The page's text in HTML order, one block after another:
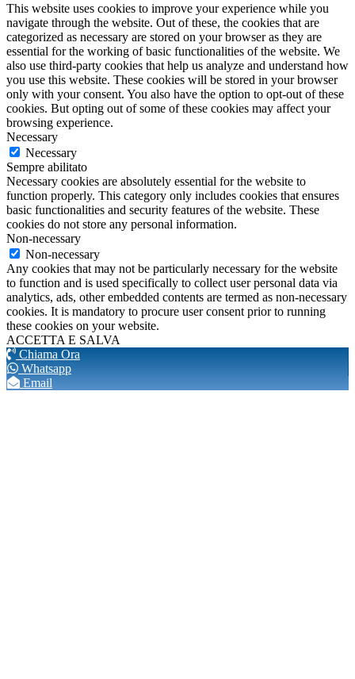
This website uses cookies to improve your experience while you
navigate through the website. Out of these, the cookies that are
categorized as necessary are stored on your browser as they are
essential for the working of basic functionalities of the website. We
also use third-party cookies that help us analyze and understand how
you use this website. These cookies will be stored in your browser
only with your consent. You also have the option to opt-out of these
cookies. But opting out of some of these cookies may affect your
browsing experience.
Necessary
Necessary
Sempre abilitato
Necessary cookies are absolutely essential for the website to
function properly. This category only includes cookies that ensures
basic functionalities and security features of the website. These
cookies do not store any personal information.
Non-necessary
Non-necessary
Any cookies that may not be particularly necessary for the website
to function and is used specifically to collect user personal data via
analytics, ads, other embedded contents are termed as non-necessary
cookies. It is mandatory to procure user consent prior to running
these cookies on your website.
ACCETTA E SALVA
Chiama Ora
Whatsapp
Email